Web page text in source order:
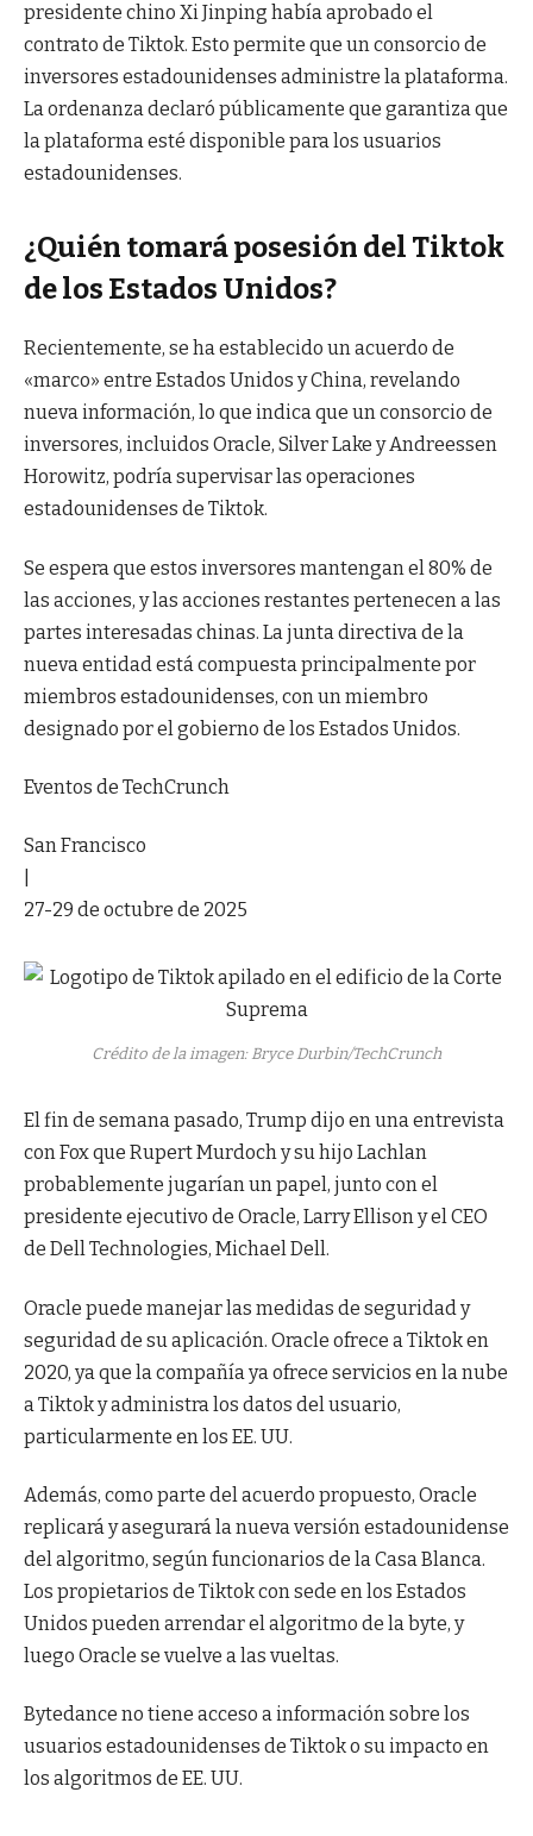
presidente chino Xi Jinping había aprobado el
contrato de Tiktok. Esto permite que un consorcio de
inversores estadounidenses administre la plataforma.
La ordenanza declaró públicamente que garantiza que
la plataforma esté disponible para los usuarios
estadounidenses.
¿Quién tomará posesión del Tiktok
de los Estados Unidos?
Recientemente, se ha establecido un acuerdo de
«marco» entre Estados Unidos y China, revelando
nueva información, lo que indica que un consorcio de
inversores, incluidos Oracle, Silver Lake y Andreessen
Horowitz, podría supervisar las operaciones
estadounidenses de Tiktok.
Se espera que estos inversores mantengan el 80% de
las acciones, y las acciones restantes pertenecen a las
partes interesadas chinas. La junta directiva de la
nueva entidad está compuesta principalmente por
miembros estadounidenses, con un miembro
designado por el gobierno de los Estados Unidos.
Eventos de TechCrunch
San Francisco
27-29 de octubre de 2025
Crédito de la imagen: Bryce Durbin/TechCrunch
El fin de semana pasado, Trump dijo en una entrevista
con Fox que Rupert Murdoch y su hijo Lachlan
probablemente jugarían un papel, junto con el
presidente ejecutivo de Oracle, Larry Ellison y el CEO
de Dell Technologies, Michael Dell.
Oracle puede manejar las medidas de seguridad y
seguridad de su aplicación. Oracle ofrece a Tiktok en
2020, ya que la compañía ya ofrece servicios en la nube
a Tiktok y administra los datos del usuario,
particularmente en los EE. UU.
Además, como parte del acuerdo propuesto, Oracle
replicará y asegurará la nueva versión estadounidense
del algoritmo, según funcionarios de la Casa Blanca.
Los propietarios de Tiktok con sede en los Estados
Unidos pueden arrendar el algoritmo de la byte, y
luego Oracle se vuelve a las vueltas.
Bytedance no tiene acceso a información sobre los
usuarios estadounidenses de Tiktok o su impacto en
los algoritmos de EE. UU.